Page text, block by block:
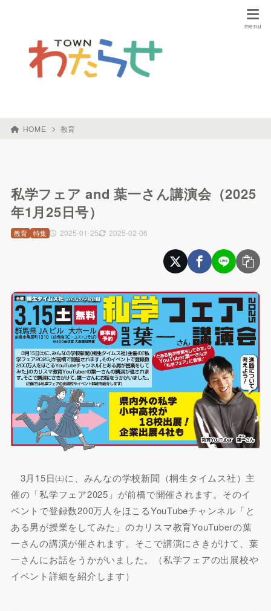
HOME 教育
私学フェア and 葉一さん講演会（2025
年1月25日号）
2025-01-25 2025-02-06
教育 特集
3月15日㈯に、みんなの学校新聞（桐生タイムス社）主
催の「私学フェア2025」が前橋で開催されます。そのイ
ベントで登録数200万人をほこるYouTubeチャンネル「と
ある男が授業をしてみた」のカリスマ教育YouTuberの葉
一さんの講演が催されます。そこで講演にさきがけて、葉
一さんにお話をうかがいました。（私学フェアの出展校や
イベント詳細を紹介します）